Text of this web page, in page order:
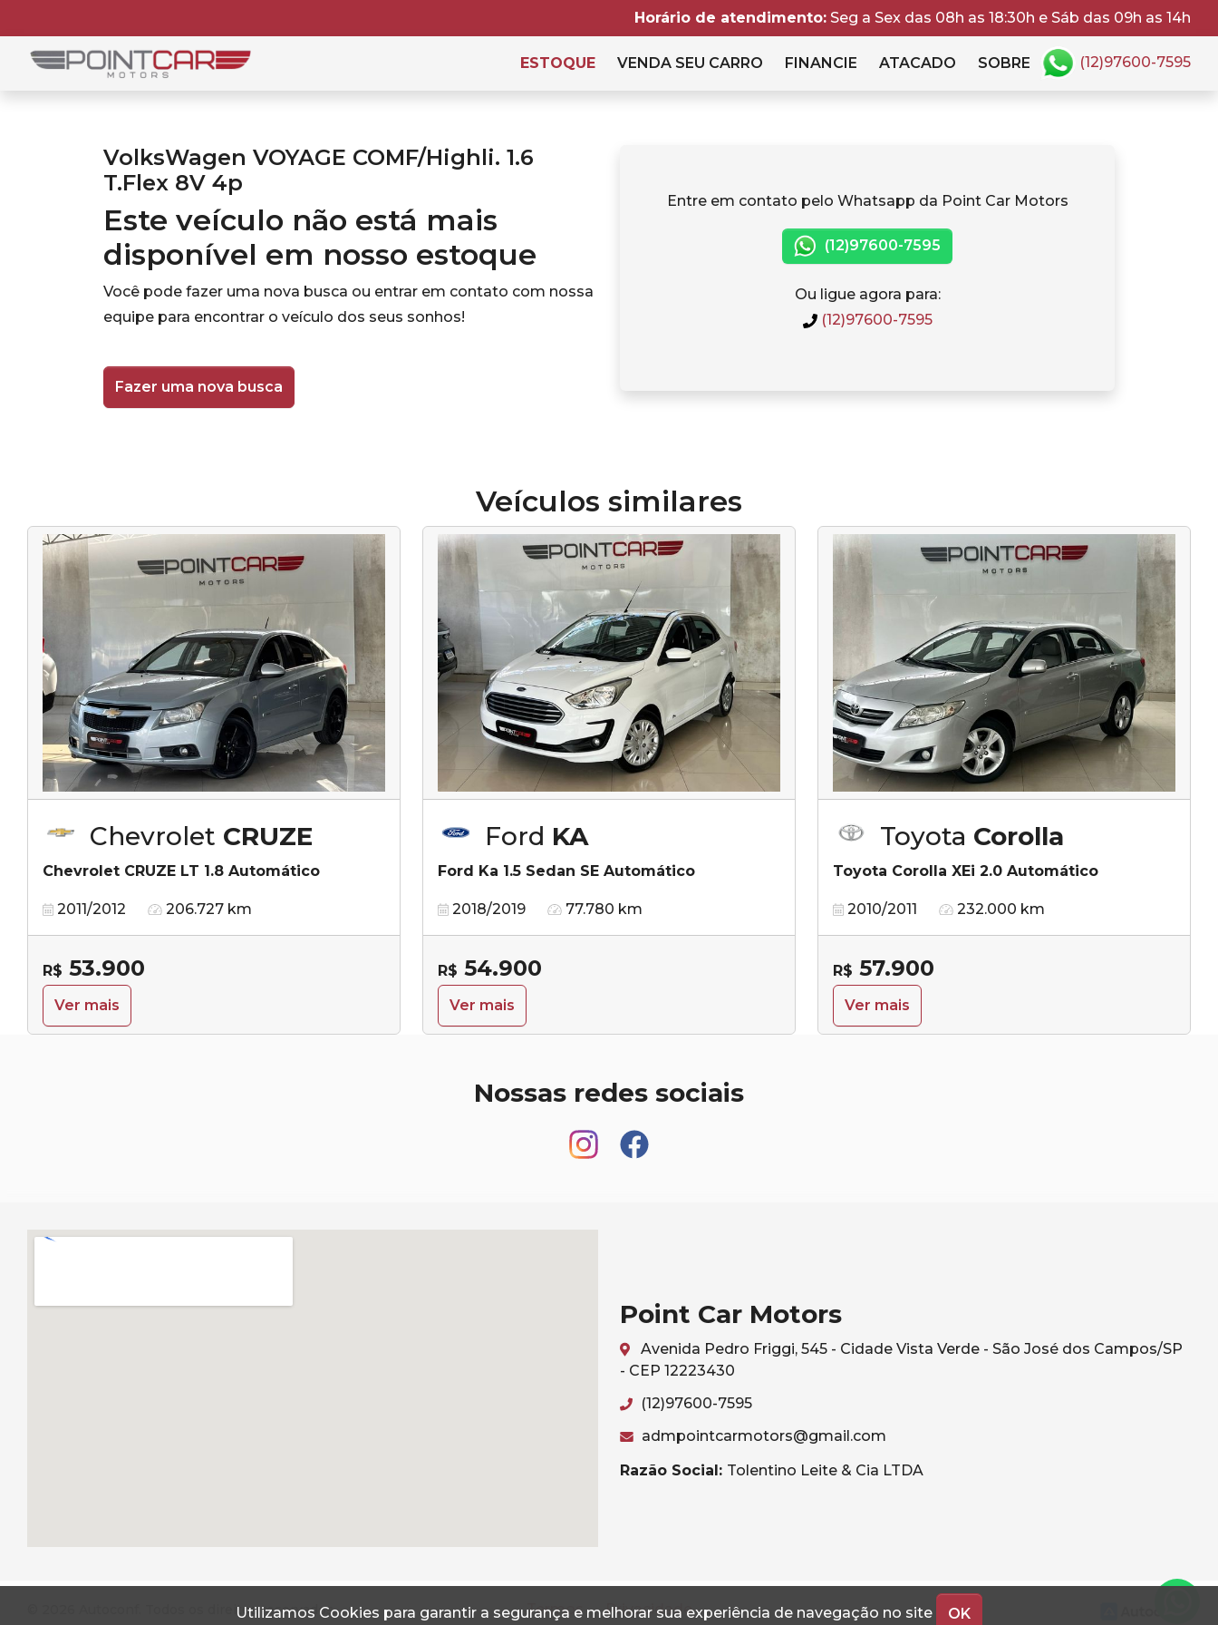
Utilizamos Cookies para garantir a segurança e melhorar sua experiência de navegação no site OK
Horário de atendimento: Seg a Sex das 08h as 18:30h e Sáb das 09h as 14h
ESTOQUE VENDA SEU CARRO FINANCIE ATACADO SOBRE (12)97600-7595
VolksWagen VOYAGE COMF/Highli. 1.6
T.Flex 8V 4p
Este veículo não está mais
disponível em nosso estoque
Você pode fazer uma nova busca ou entrar em contato com nossa
equipe para encontrar o veículo dos seus sonhos!
Fazer uma nova busca
Entre em contato pelo Whatsapp da Point Car Motors
(12)97600-7595
Ou ligue agora para:
(12)97600-7595
Veículos similares
Chevrolet CRUZE
Chevrolet CRUZE LT 1.8 Automático
2011/2012 206.727 km
R$ 53.900
Ver mais
Ford KA
Ford Ka 1.5 Sedan SE Automático
2018/2019 77.780 km
R$ 54.900
Ver mais
Toyota Corolla
Toyota Corolla XEi 2.0 Automático
2010/2011 232.000 km
R$ 57.900
Ver mais
Nossas redes sociais
Point Car Motors
Avenida Pedro Friggi, 545 - Cidade Vista Verde - São José dos Campos/SP
- CEP 12223430
(12)97600-7595
admpointcarmotors@gmail.com
Razão Social: Tolentino Leite & Cia LTDA
© 2026 Autoconf. Todos os direitos reservados. Termos Privacidade